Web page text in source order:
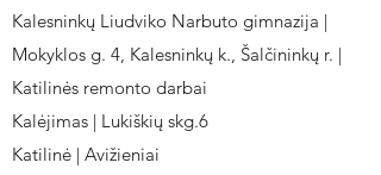
Kalesninkų Liudviko Narbuto gimnazija |
Mokyklos g. 4, Kalesninkų k., Šalčininkų r. |
Katilinės remonto darbai
Kalėjimas | Lukiškių skg.6
Katilinė | Avižieniai